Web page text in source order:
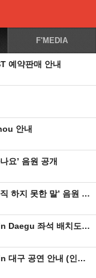
F'MEDIA
예약판매 안내
안내
요’ 음원 공개
[OST] ‘백년의 신부’ OST Part.4 ‘이홍기 - 아직 하지 못한 말’ 음원 공개
[콘서트] 2014 CNBLUE LIVE [Can’t Stop] in Daegu 좌석 배치도 안내
[콘서트] 2014 CNBLUE LIVE [Can’t Stop] in 대구 공연 안내 (인증url추가)